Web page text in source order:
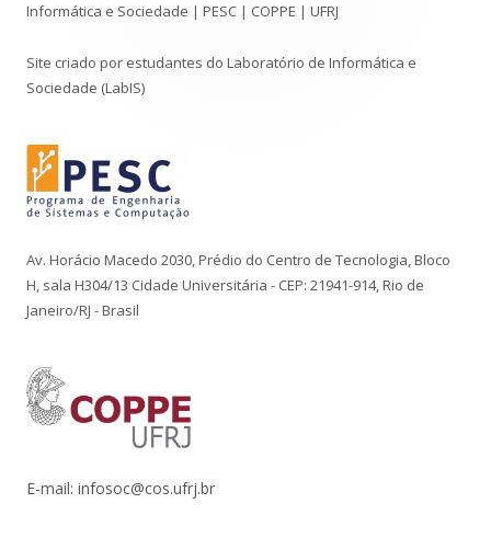
do
Rodapé
Informática e Sociedade | PESC | COPPE | UFRJ
Site criado por estudantes do Laboratório de Informática e
Sociedade (LabIS)
Av. Horácio Macedo 2030, Prédio do Centro de Tecnologia, Bloco
H, sala H304/13 Cidade Universitária - CEP: 21941-914, Rio de
Janeiro/RJ - Brasil
E-mail: infosoc@cos.ufrj.br